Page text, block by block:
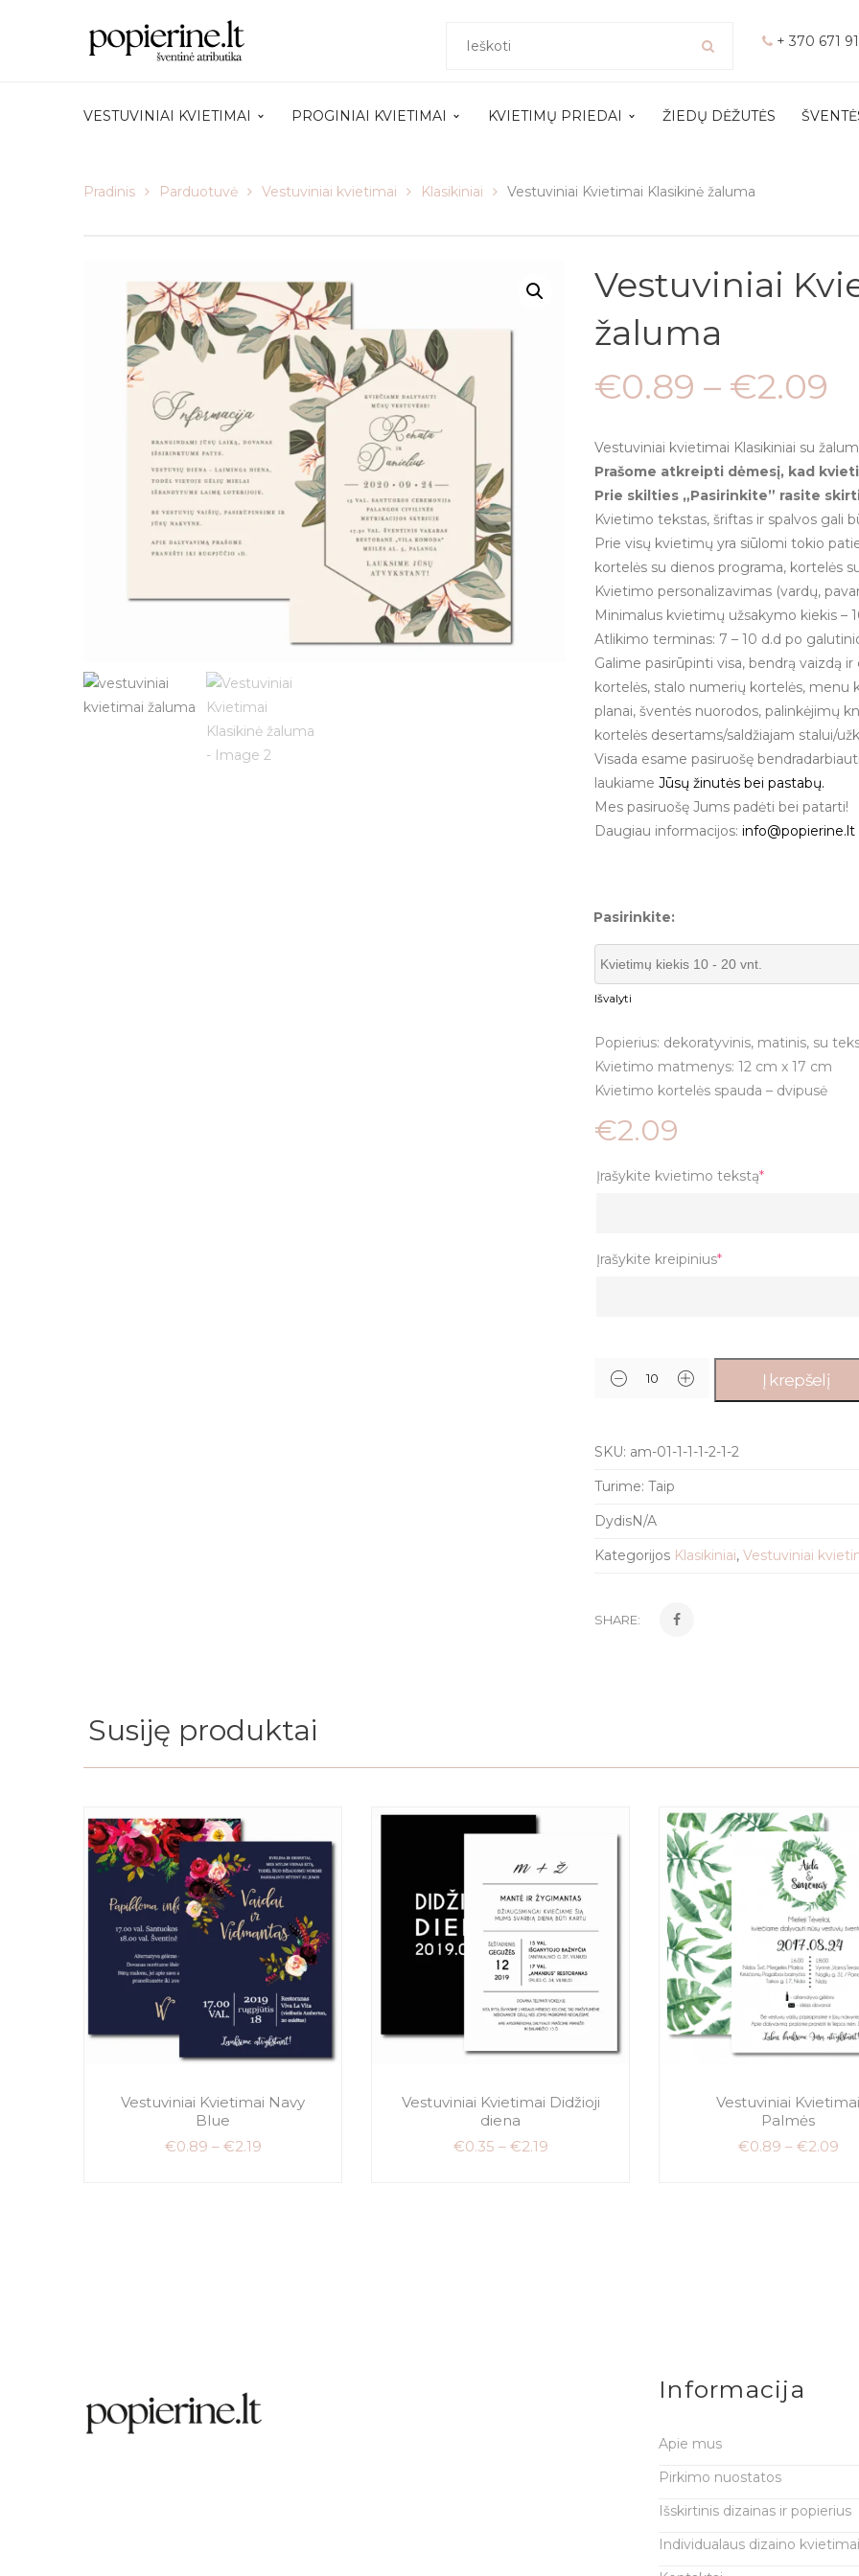
+ 370 671
VESTUVINIAI KVIETIMAI PROGINIAI KVIETIMAI KVIETIMŲ PRIEDAI ŽIEDŲ DĖŽUTĖS
Pradinis Parduotuvė Vestuviniai kvietimai Klasikiniai Vestuviniai Kvietimai Klasikinė žaluma
Vestuviniai
žaluma
€0.89 – €2.09
Vestuviniai kvietimai Klasikiniai su
Prašome atkreipti dėmesį, kad
Prie skilties „Pasirinkite” rasite
Kvietimo tekstas, šriftas ir spalvos gali
Prie visų kvietimų yra siūlomi tokio
kortelės su dienos programa, kortelės
Kvietimo personalizavimas (vardų,
Minimalus kvietimų užsakymo kiekis –
Atlikimo terminas: 7 – 10 d.d po
Galime pasirūpinti visa, bendrą vaizdą
kortelės, stalo numerių kortelės, menu
planai, šventės nuorodos, palinkėjimų
kortelės desertams/saldžiajam stalui/
Visada esame pasiruošę
laukiameJūsų žinutės bei pastabų.
Mes pasiruošę Jums padėti bei patarti!
Daugiau informacijos:info@popierine.lt
Pasirinkite:
Išvalyti
Popierius: dekoratyvinis, matinis, su
Kvietimo matmenys: 12 cm x 17 cm
Kvietimo kortelės spauda – dvipusė
€2.09
Įrašykite kvietimo tekstą*
Įrašykite kreipinius*
Į krepšelį
SKU: am-01-1-1-1-2-1-2
Turime: Taip
DydisN/A
Kategorijos Klasikiniai,Vestuviniai
SHARE:
Susiję produktai
Vestuviniai Kvietimai Navy
Blue
€0.89 – €2.19
Vestuviniai Kvietimai Didžioji
diena
€0.35 – €2.19
Vestuviniai Kvietimai
Palmės
€0.89 – €2.09
Informacija
Apie mus
Pirkimo nuostatos
Išskirtinis dizainas ir popierius
Individualaus dizaino kvietimai